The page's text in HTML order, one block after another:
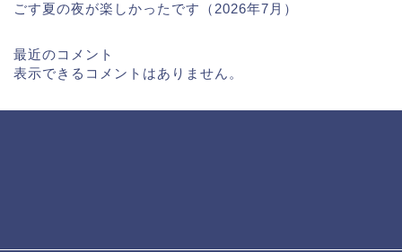
ごす夏の夜が楽しかったです（2026年7月）
最近のコメント
表示できるコメントはありません。